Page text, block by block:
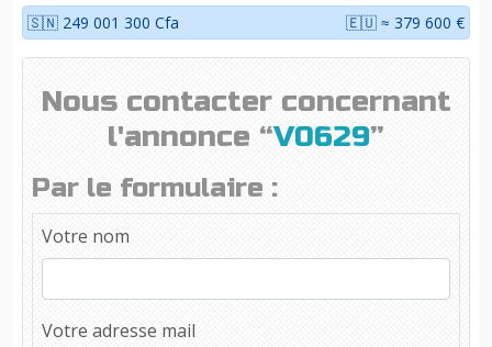
🇸🇳 249 001 300 Cfa 🇪🇺 ≈ 379 600 €
Nous contacter concernant
l'annonce “V0629”
Par le formulaire :
Votre nom
Votre adresse mail